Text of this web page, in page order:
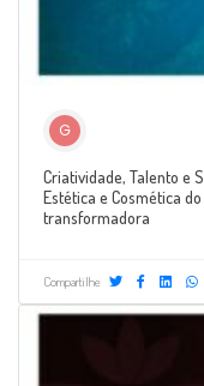
G
Criatividade, Talento e
Estética e Cosmética
transformadora
Compartilhe